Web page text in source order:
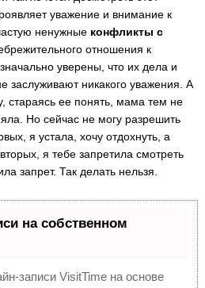
уважение и внимание к
ненужные конфликты с
отношения к
уверены, что их дела и
заслуживают никакого уважения. А
стараясь ее понять, мама тем не
Но сейчас не могу разрешить
я устала, хочу отдохнуть, а
я тебе запретила смотреть
запрет. Так делать нельзя.
на собственном
записи VisitTime на основе